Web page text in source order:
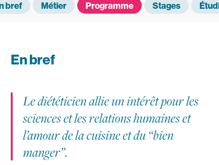
bref Métier Programme Stages
En bref
Le diététicien allie un intérêt pour les
sciences et les relations humaines et
l’amour de la cuisine et du “bien
manger”.